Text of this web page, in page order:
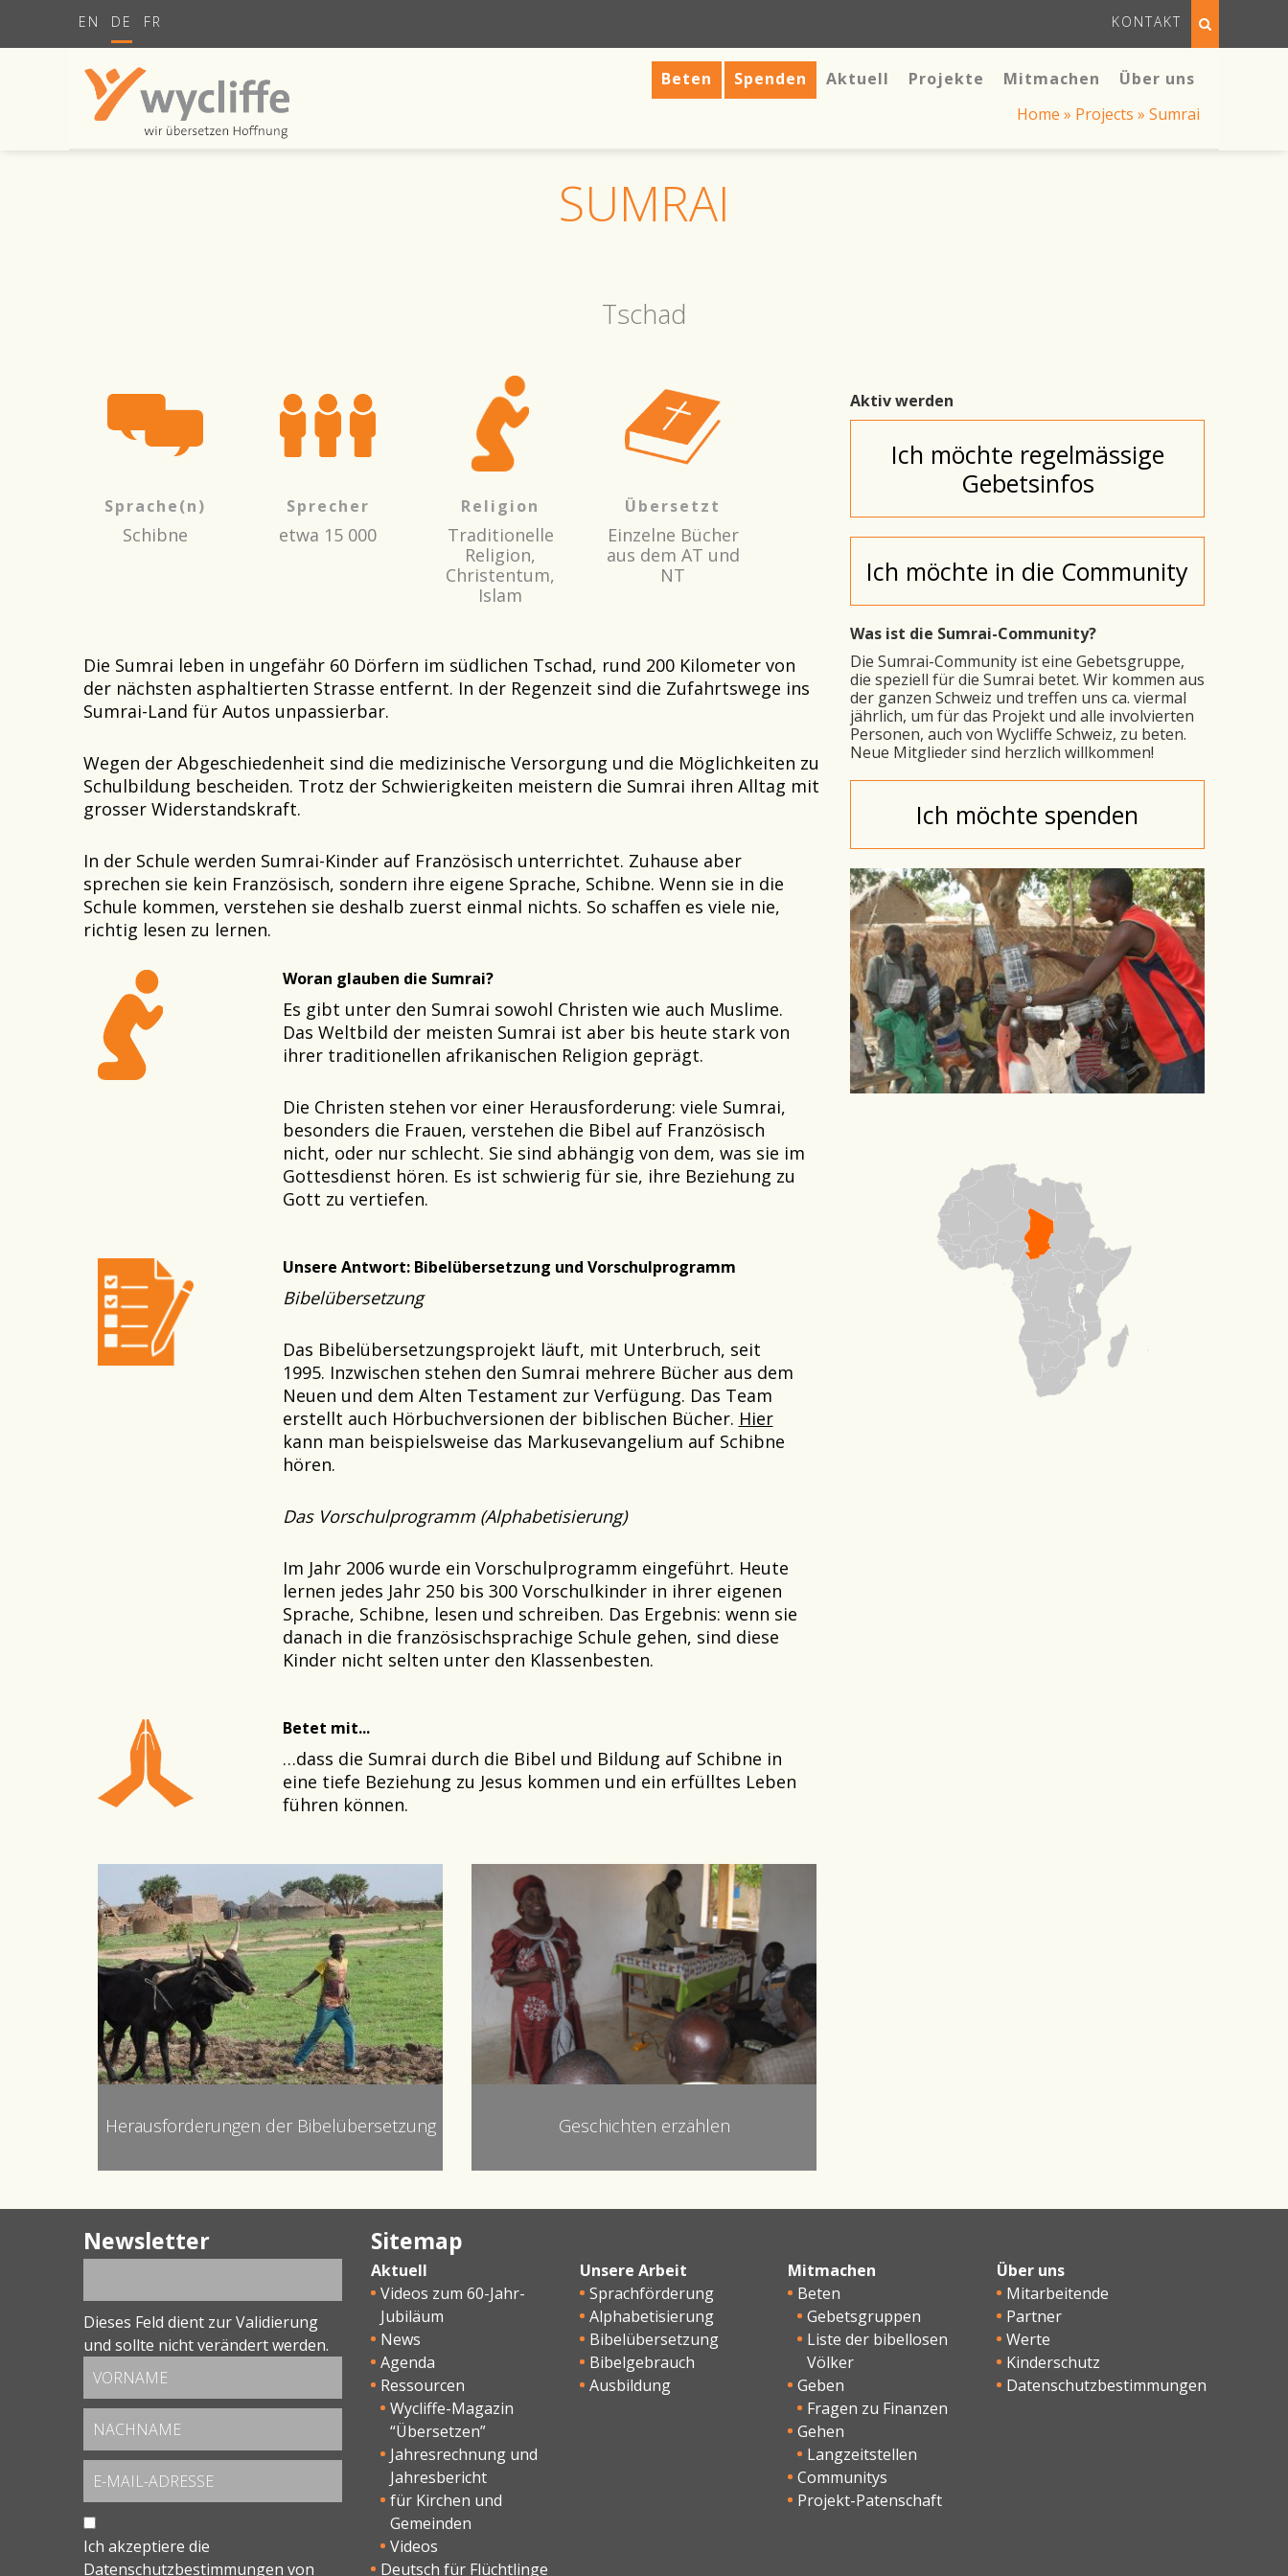
EN DE FR KONTAKT
Beten Spenden Aktuell Projekte Mitmachen
Über uns
Home » Projects » Sumrai
SUMRAI
Tschad
Sprache(n)
Schibne
Sprecher
etwa 15 000
Religion
Traditionelle
Religion,
Christentum,
Islam
Übersetzt
Einzelne Bücher
aus dem AT und
NT
Die Sumrai leben in ungefähr 60 Dörfern im südlichen Tschad, rund 200 Kilometer von
der nächsten asphaltierten Strasse entfernt. In der Regenzeit sind die Zufahrtswege ins
Sumrai-Land für Autos unpassierbar.
Wegen der Abgeschiedenheit sind die medizinische Versorgung und die Möglichkeiten zu
Schulbildung bescheiden. Trotz der Schwierigkeiten meistern die Sumrai ihren Alltag mit
grosser Widerstandskraft.
In der Schule werden Sumrai-Kinder auf Französisch unterrichtet. Zuhause aber
sprechen sie kein Französisch, sondern ihre eigene Sprache, Schibne. Wenn sie in die
Schule kommen, verstehen sie deshalb zuerst einmal nichts. So schaffen es viele nie,
richtig lesen zu lernen.
Woran glauben die Sumrai?
Es gibt unter den Sumrai sowohl Christen wie auch Muslime.
Das Weltbild der meisten Sumrai ist aber bis heute stark von
ihrer traditionellen afrikanischen Religion geprägt.
Die Christen stehen vor einer Herausforderung: viele Sumrai,
besonders die Frauen, verstehen die Bibel auf Französisch
nicht, oder nur schlecht. Sie sind abhängig von dem, was sie im
Gottesdienst hören. Es ist schwierig für sie, ihre Beziehung zu
Gott zu vertiefen.
Unsere Antwort: Bibelübersetzung und Vorschulprogramm
Bibelübersetzung
Das Bibelübersetzungsprojekt läuft, mit Unterbruch, seit
1995. Inzwischen stehen den Sumrai mehrere Bücher aus dem
Neuen und dem Alten Testament zur Verfügung. Das Team
erstellt auch Hörbuchversionen der biblischen Bücher. Hier
kann man beispielsweise das Markusevangelium auf Schibne
hören.
Das Vorschulprogramm (Alphabetisierung)
Im Jahr 2006 wurde ein Vorschulprogramm eingeführt. Heute
lernen jedes Jahr 250 bis 300 Vorschulkinder in ihrer eigenen
Sprache, Schibne, lesen und schreiben. Das Ergebnis: wenn sie
danach in die französischsprachige Schule gehen, sind diese
Kinder nicht selten unter den Klassenbesten.
Betet mit...
…dass die Sumrai durch die Bibel und Bildung auf Schibne in
eine tiefe Beziehung zu Jesus kommen und ein erfülltes Leben
führen können.
Aktiv werden
Ich möchte regelmässige
Gebetsinfos
Ich möchte in die Community
Was ist die Sumrai-Community?
Die Sumrai-Community ist eine Gebetsgruppe,
die speziell für die Sumrai betet. Wir kommen aus
der ganzen Schweiz und treffen uns ca. viermal
jährlich, um für das Projekt und alle involvierten
Personen, auch von Wycliffe Schweiz, zu beten.
Neue Mitglieder sind herzlich willkommen!
Ich möchte spenden
Herausforderungen der Bibelübersetzung Geschichten erzählen
Newsletter
Dieses Feld dient zur Validierung
und sollte nicht verändert werden.
Ich akzeptiere die
Datenschutzbestimmungen von
Sitemap
Aktuell
Videos zum 60-Jahr-
Jubiläum
News
Agenda
Ressourcen
Wycliffe-Magazin
“Übersetzen”
Jahresrechnung und
Jahresbericht
für Kirchen und
Gemeinden
Videos
Deutsch für Flüchtlinge
Unsere Arbeit
Sprachförderung
Alphabetisierung
Bibelübersetzung
Bibelgebrauch
Ausbildung
Mitmachen
Beten
Gebetsgruppen
Liste der bibellosen
Völker
Geben
Fragen zu Finanzen
Gehen
Langzeitstellen
Communitys
Projekt-Patenschaft
Über uns
Mitarbeitende
Partner
Werte
Kinderschutz
Datenschutzbestimmungen